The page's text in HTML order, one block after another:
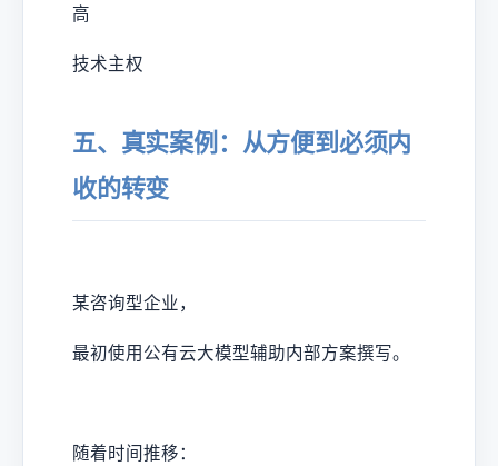
高
技术主权
五、真实案例：从方便到必须内
收的转变
某咨询型企业，
最初使用公有云大模型辅助内部方案撰写。
随着时间推移：